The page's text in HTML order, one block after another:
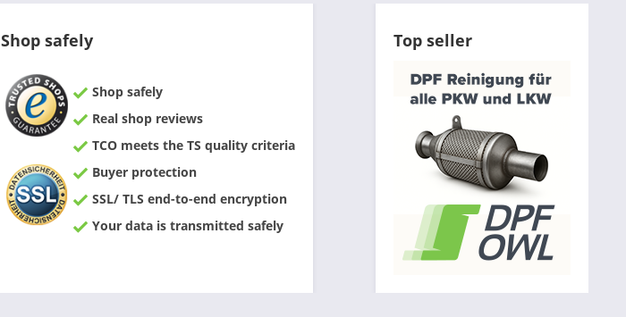
Shop safely
Shop safely
Real shop reviews
TCO meets the TS quality criteria
Buyer protection
SSL/ TLS end-to-end encryption
Your data is transmitted safely
Top seller